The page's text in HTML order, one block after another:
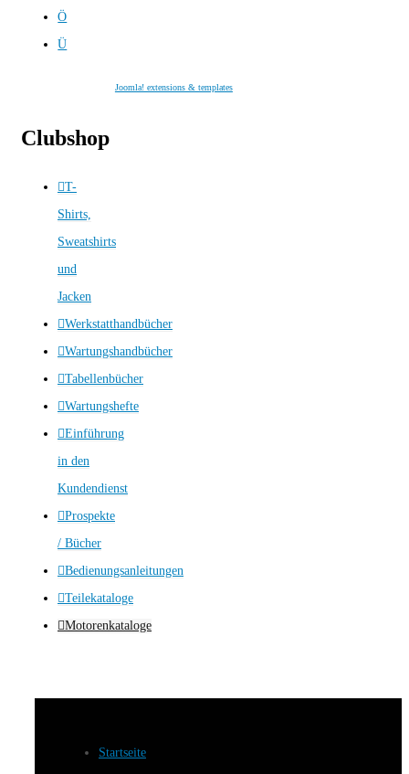
Ö
Ü
Joomla! extensions & templates
Clubshop
T-
Shirts,
Sweatshirts
und
Jacken
Werkstatthandbücher
Wartungshandbücher
Tabellenbücher
Wartungshefte
Einführung
in den
Kundendienst
Prospekte
/ Bücher
Bedienungsanleitungen
Teilekataloge
Motorenkataloge
Startseite